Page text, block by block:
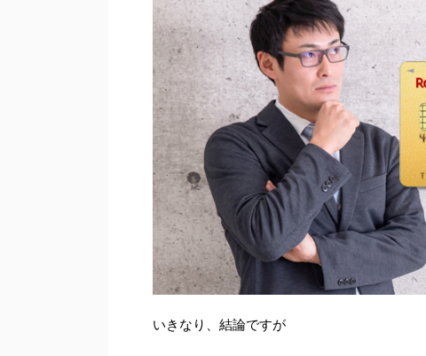
いきなり、結論ですが